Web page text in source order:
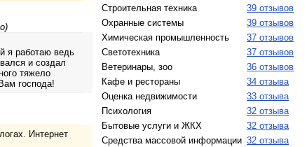
я работаю ведь
и создал
тяжело
господа!
Интернет
Строительная техника
39 отзывов
Охранные системы
39 отзывов
Химическая промышленность
37 отзывов
Светотехника
37 отзывов
Ветеринары, зоо
36 отзывов
Кафе и рестораны
34 отзыва
Оценка недвижимости
33 отзыва
Психология
32 отзыва
Бытовые услуги и ЖКХ
32 отзыва
Средства массовой информации 32 отзыва